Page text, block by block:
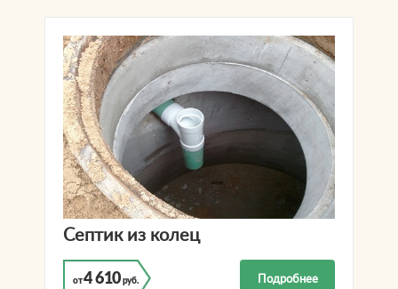
Септик из колец
от4 610 руб. Подробнее